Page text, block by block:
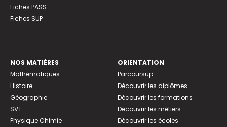
Fiches PASS
Fiches SUP
NOS MATIÈRES
Mathématiques
Histoire
Géographie
SVT
Physique Chimie
ORIENTATION
Parcoursup
Découvrir les diplômes
Découvrir les formations
Découvrir les métiers
Découvrir les écoles